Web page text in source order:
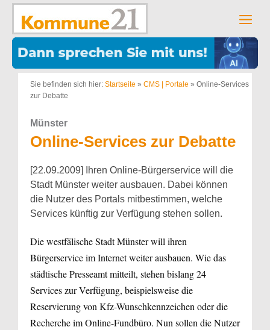
Zum
springen
Sie befinden sich hier: Startseite » CMS | Portale » Online-Services
zur Debatte
Münster
Online-Services zur Debatte
[22.09.2009] Ihren Online-Bürgerservice will die
Stadt Münster weiter ausbauen. Dabei können
die Nutzer des Portals mitbestimmen, welche
Services künftig zur Verfügung stehen sollen.
Die westfälische Stadt Münster will ihren
Bürgerservice im Internet weiter ausbauen. Wie das
städtische Presseamt mitteilt, stehen bislang 24
Services zur Verfügung, beispielsweise die
Reservierung von Kfz-Wunschkennzeichen oder die
Recherche im Online-Fundbüro. Nun sollen die Nutzer